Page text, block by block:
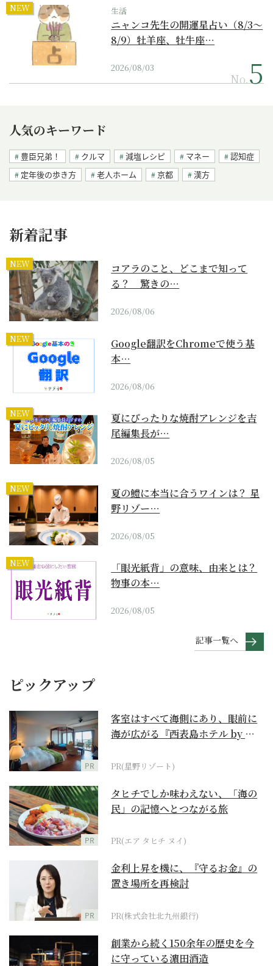
NEW 生活
ニャンコ先生の開運星占い（8/3～
8/9）牡羊座、牡牛座…
2026/08/03
No.
人気のキーワード
豊臣兄弟！ クルマ 減塩レシピ マネー
認知症
定年後の歩き方
老人ホーム 京都 漢方
新着記事
NEW
コアラのこと、どこまで知って
る？ 驚きの…
2026/08/06
NEW
Google翻訳をChromeで使う基
本…
2026/08/06
NEW
夏にぴったりな焼酎アレンジを吉
尾編集長が…
2026/08/05
NEW
夏の鱧に本当に合うワインは？ 星
野リゾー…
2026/08/05
NEW
「眼光紙背」の意味、由来とは？
物事の本…
2026/08/05
記事一覧へ
ピックアップ
PR
客室はすべて海側にあり、眼前に
海が広がる『西表島ホテル by 星
PR(星野リゾート)
PR
タヒチでしか味わえない、「海の
民」の記憶へとつながる旅
PR(エア タヒチ ヌイ)
PR
金利上昇を機に、『守るお金』の
置き場所を再検討
PR(株式会社北九州銀行)
創業から続く150余年の歴史を今
に守っている濵田酒造